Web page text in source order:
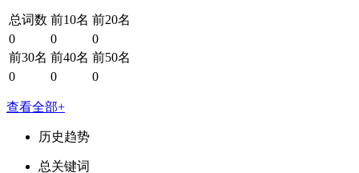
总词数 前10名 前20名
0
0
0
前30名 前40名 前50名
0
0 0
查看全部+
历史趋势
总关键词